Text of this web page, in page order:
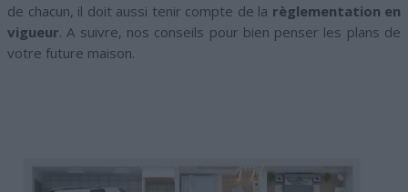
de chacun, il doit aussi tenir compte de la règlementation en
vigueur. A suivre, nos conseils pour bien penser les plans de
votre future maison.